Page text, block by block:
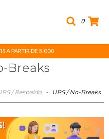
0
A PARTIR DE 5,000
Breaks
/ Respaldo - UPS / No-Breaks